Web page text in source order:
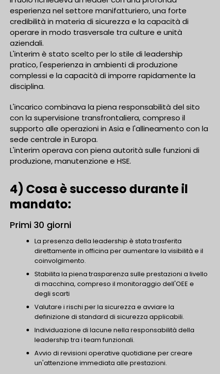
esperienza nel settore manifatturiero, una forte
credibilità in materia di sicurezza e la capacità di
operare in modo trasversale tra culture e unità
aziendali.
L'interim è stato scelto per lo stile di leadership
pratico, l'esperienza in ambienti di produzione
complessi e la capacità di imporre rapidamente la
disciplina.
L'incarico combinava la piena responsabilità del sito
con la supervisione transfrontaliera, compreso il
supporto alle operazioni in Asia e l'allineamento con la
sede centrale in Europa.
L'interim operava con piena autorità sulle funzioni di
produzione, manutenzione e HSE.
4) Cosa è successo durante il
mandato:
Primi 30 giorni
La presenza della leadership è stata trasferita
direttamente in officina per aumentare la visibilità e il
coinvolgimento.
Stabilita la piena trasparenza sulle prestazioni a livello
di macchina, compreso il monitoraggio dell'OEE e
degli scarti
Valutare i rischi per la sicurezza e avviare la
definizione di standard di sicurezza applicabili.
Individuazione di lacune nella responsabilità della
leadership tra i team funzionali.
Avvio di revisioni operative quotidiane per creare
un'attenzione immediata alle prestazioni.